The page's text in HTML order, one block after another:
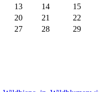
13 14
15
20 21
22
27 28
29